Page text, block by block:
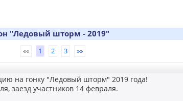
"Ледовый шторм - 2019"
«« 1 2 3 »»
на гонку "Ледовый шторм" 2019 года!
заезд участников 14 февраля.